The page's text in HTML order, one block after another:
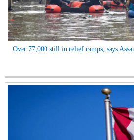
Over 77,000 still in relief camps, says